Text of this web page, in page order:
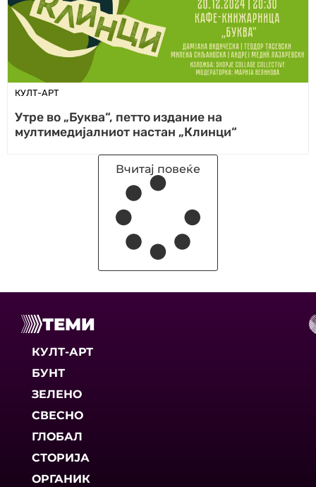
КУЛТ-АРТ
Утре во „Буква“, петто издание на
мултимедијалниот настан „Клинци“
Вчитај повеќе
ТЕМИ
КУЛТ-АРТ
БУНТ
ЗЕЛЕНО
СВЕСНО
ГЛОБАЛ
СТОРИЈА
ОРГАНИК